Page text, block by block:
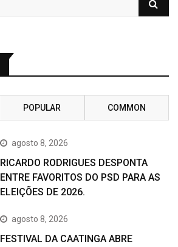
POPULAR COMMON
agosto 8, 2026
RICARDO RODRIGUES DESPONTA
ENTRE FAVORITOS DO PSD PARA AS
ELEIÇÕES DE 2026.
agosto 8, 2026
FESTIVAL DA CAATINGA ABRE